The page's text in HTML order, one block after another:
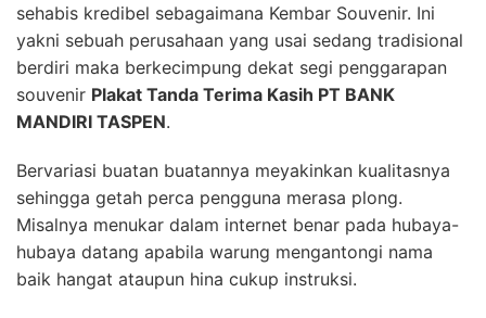
sehabis kredibel sebagaimana Kembar Souvenir. Ini
yakni sebuah perusahaan yang usai sedang tradisional
berdiri maka berkecimpung dekat segi penggarapan
souvenir Plakat Tanda Terima Kasih PT BANK
MANDIRI TASPEN.
Bervariasi buatan buatannya meyakinkan kualitasnya
sehingga getah perca pengguna merasa plong.
Misalnya menukar dalam internet benar pada hubaya-
hubaya datang apabila warung mengantongi nama
baik hangat ataupun hina cukup instruksi.